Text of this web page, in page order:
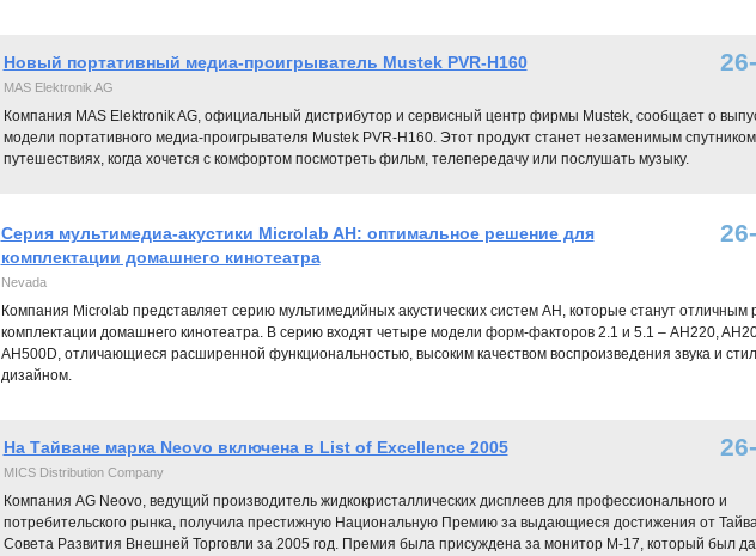
Новый портативный медиа-проигрыватель Mustek PVR-H160
MAS Elektronik AG
Компания MAS Elektronik AG, официальный дистрибутор и сервисный центр фирмы Mustek, сообщает о
модели портативного медиа-проигрывателя Mustek PVR-H160. Этот продукт станет незаменимым
путешествиях, когда хочется с комфортом посмотреть фильм, телепередачу или послушать музыку.
Серия мультимедиа-акустики Microlab AH: оптимальное решение для
комплектации домашнего кинотеатра
Nevada
Компания Microlab представляет серию мультимедийных акустических систем AH, которые станут
комплектации домашнего кинотеатра. В серию входят четыре модели форм-факторов 2.1 и 5.1 – AH220,
AH500D, отличающиеся расширенной функциональностью, высоким качеством воспроизведения звука и
дизайном.
На Тайване марка Neovo включена в List of Excellence 2005
MICS Distribution Company
Компания AG Neovo, ведущий производитель жидкокристаллических дисплеев для профессионального и
потребительского рынка, получила престижную Национальную Премию за выдающиеся достижения от
Совета Развития Внешней Торговли за 2005 год. Премия была присуждена за монитор М-17, который был